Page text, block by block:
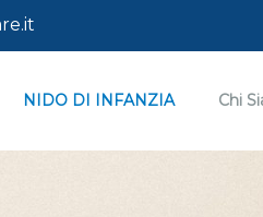
NIDO DI INFANZIA Chi